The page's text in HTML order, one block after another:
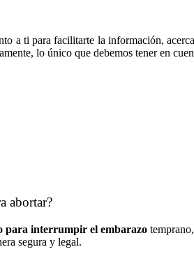
a ti para facilitarte la información,
lo único que debemos tener en
abortar?
para interrumpir el embarazo
segura y legal.